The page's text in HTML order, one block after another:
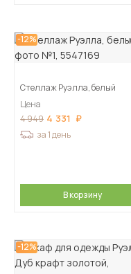
-12%
Стеллаж Руэлла, белый
Цена
4 949 4 331
за 1 день
В корзину
-12%